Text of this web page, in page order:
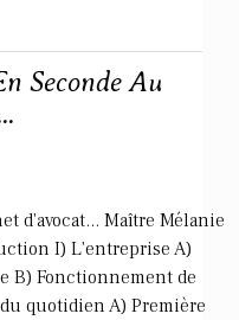
Seconde Au
d'avocat... Maître Mélanie
I) L'entreprise A)
B) Fonctionnement de
quotidien A) Première